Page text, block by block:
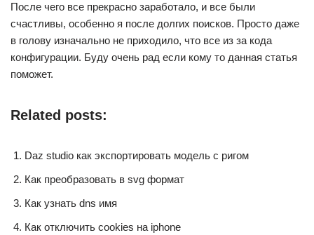
После чего все прекрасно заработало, и все были
счастливы, особенно я после долгих поисков. Просто даже
в голову изначально не приходило, что все из за кода
конфигурации. Буду очень рад если кому то данная статья
поможет.
Related posts:
Daz studio как экспортировать модель с ригом
Как преобразовать в svg формат
Как узнать dns имя
Как отключить cookies на iphone